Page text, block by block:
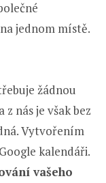
jednom místě.
žádnou
nás je však bez
Vytvořením
kalendáři.
vašeho